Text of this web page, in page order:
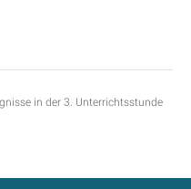
in der 3. Unterrichtsstunde